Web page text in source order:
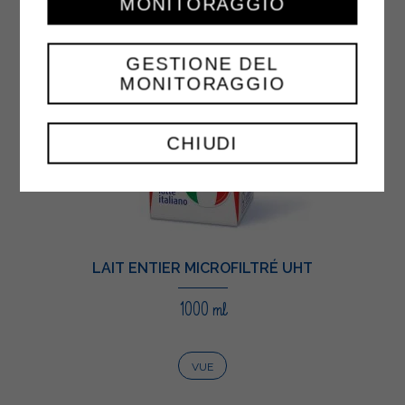
LAIT ENTIER MICROFILTRÉ UHT
1000 ml
VUE
CHIUDI
GESTIONE DEL
MONITORAGGIO